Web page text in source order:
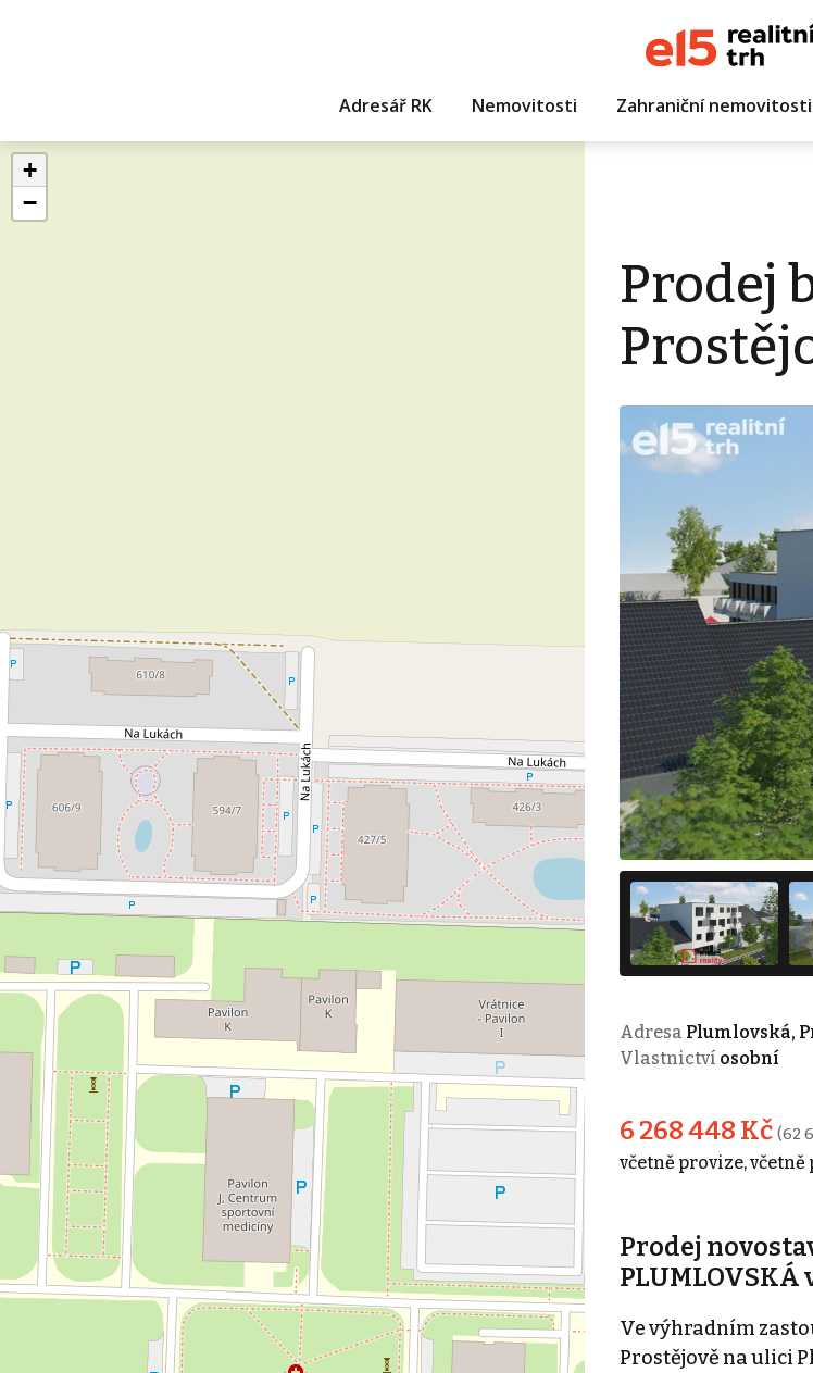
Adresář RK Nemovitosti Zahraniční nemovitosti
+
−
Prodej
Adresa Plumlovská,
Vlastnictví osobní
6 268 448 Kč (62
včetně provize,
Prodej
PLUMLOVSKÁ
Ve výhradním
Prostějově na ulici